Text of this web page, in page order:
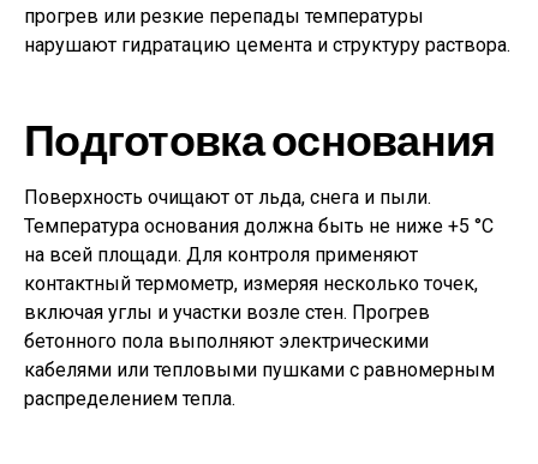
прогрев или резкие перепады температуры
нарушают гидратацию цемента и структуру раствора.
Подготовка основания
Поверхность очищают от льда, снега и пыли.
Температура основания должна быть не ниже +5 °C
на всей площади. Для контроля применяют
контактный термометр, измеряя несколько точек,
включая углы и участки возле стен. Прогрев
бетонного пола выполняют электрическими
кабелями или тепловыми пушками с равномерным
распределением тепла.